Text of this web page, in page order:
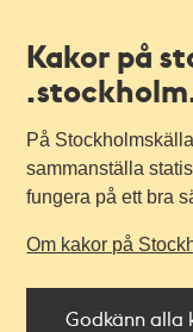
Kakor på
På
sammanställa
fungera på ett bra
Om kakor på
Godkänn alla